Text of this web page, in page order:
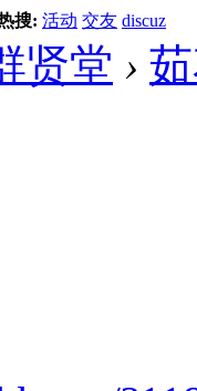
搜: 活动 交友 discuz
贤堂 ›